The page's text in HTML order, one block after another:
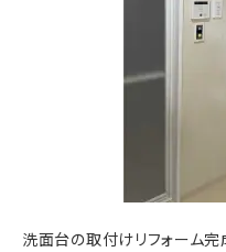
洗面台の取付けリフォーム完